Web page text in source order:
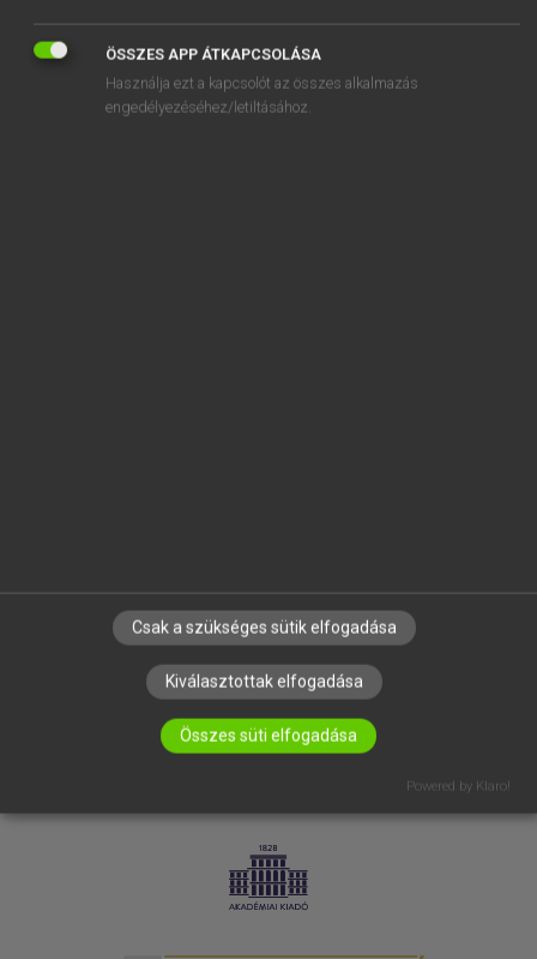
SZOTAR.NET APPLIKÁCIÓ
IRATKOZZ FEL HÍRLEVELÜNKRE!
ÖSSZES APP ÁTKAPCSOLÁSA
Használja ezt a kapcsolót az összes alkalmazás
engedélyezéséhez/letiltásához.
Csak a szükséges sütik elfogadása
Kiválasztottak elfogadása
Összes süti elfogadása
Powered by Klaro!